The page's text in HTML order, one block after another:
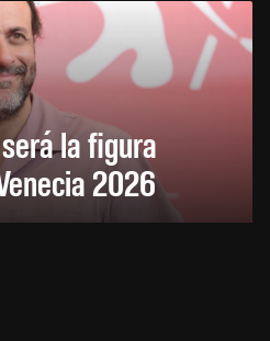
la figura
2026